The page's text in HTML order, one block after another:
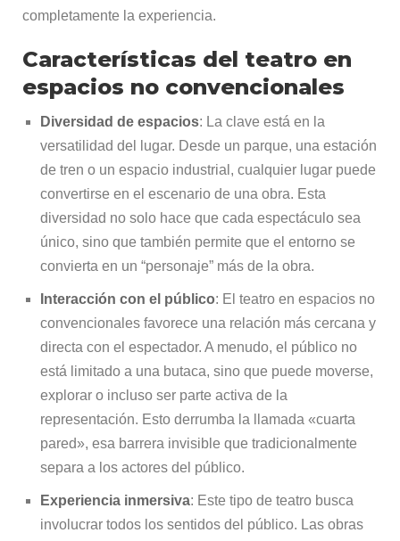
completamente la experiencia.
Características del teatro en
espacios no convencionales
Diversidad de espacios: La clave está en la
versatilidad del lugar. Desde un parque, una estación
de tren o un espacio industrial, cualquier lugar puede
convertirse en el escenario de una obra. Esta
diversidad no solo hace que cada espectáculo sea
único, sino que también permite que el entorno se
convierta en un “personaje” más de la obra.
Interacción con el público: El teatro en espacios no
convencionales favorece una relación más cercana y
directa con el espectador. A menudo, el público no
está limitado a una butaca, sino que puede moverse,
explorar o incluso ser parte activa de la
representación. Esto derrumba la llamada «cuarta
pared», esa barrera invisible que tradicionalmente
separa a los actores del público.
Experiencia inmersiva: Este tipo de teatro busca
involucrar todos los sentidos del público. Las obras